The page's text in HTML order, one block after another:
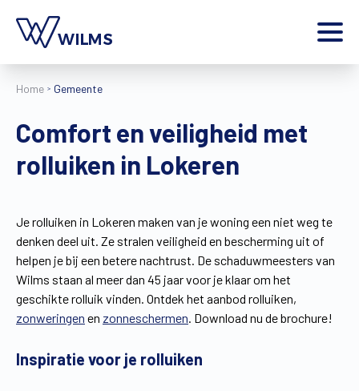
Home
Producten
Contact
Extra
Jobs
Wilms World
NL
Home Gemeente
Comfort en veiligheid met
rolluiken in Lokeren
Je rolluiken in Lokeren maken van je woning een niet weg te
denken deel uit. Ze stralen veiligheid en bescherming uit of
helpen je bij een betere nachtrust. De schaduwmeesters van
Wilms staan al meer dan 45 jaar voor je klaar om het
geschikte rolluik vinden. Ontdek het aanbod rolluiken,
zonweringen en zonneschermen. Download nu de brochure!
Inspiratie voor je rolluiken